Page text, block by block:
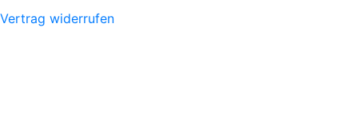
Vertrag widerrufen